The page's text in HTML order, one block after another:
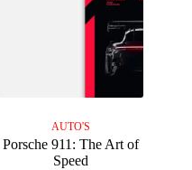
AUTO'S
Porsche 911: The Art of
Speed